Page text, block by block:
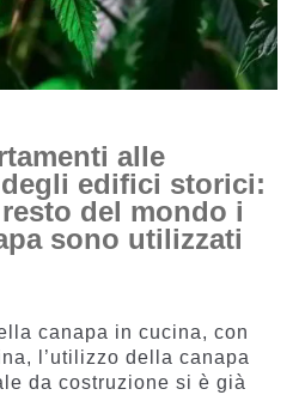
alle
edifici storici:
del mondo i
sono utilizzati
canapa in cucina, con
l’utilizzo della canapa
da costruzione si è già